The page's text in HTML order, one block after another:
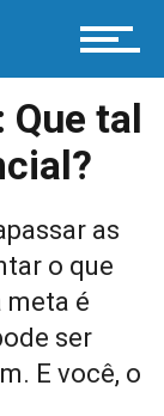
Que tal
as
o que
é
ser
E você, o